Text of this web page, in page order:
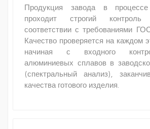
Продукция завода в процессе
проходит строгий
соответствии с требованиями
Качество проверяется на каждом
начиная с входного
алюминиевых сплавов в
(спектральный анализ),
качества готового изделия.